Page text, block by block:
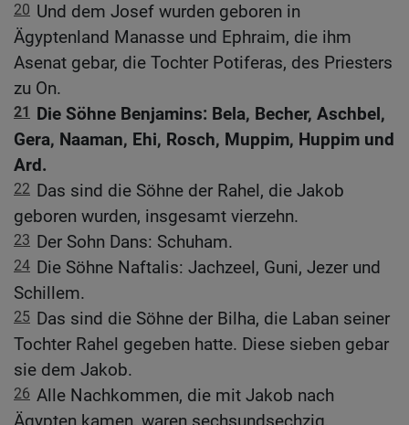
20 Und dem Josef wurden geboren in
Ägyptenland Manasse und Ephraim, die ihm
Asenat gebar, die Tochter Potiferas, des Priesters
zu On.
21
Die Söhne Benjamins: Bela, Becher, Aschbel,
Gera, Naaman, Ehi, Rosch, Muppim, Huppim und
Ard.
22 Das sind die Söhne der Rahel, die Jakob
geboren wurden, insgesamt vierzehn.
23 Der Sohn Dans: Schuham.
24 Die Söhne Naftalis: Jachzeel, Guni, Jezer und
Schillem.
25 Das sind die Söhne der Bilha, die Laban seiner
Tochter Rahel gegeben hatte. Diese sieben gebar
sie dem Jakob.
26 Alle Nachkommen, die mit Jakob nach